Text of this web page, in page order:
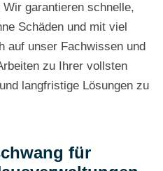
garantieren schnelle,
Schäden und mit viel
auf unser Fachwissen und
zu Ihrer vollsten
langfristige Lösungen zu
für